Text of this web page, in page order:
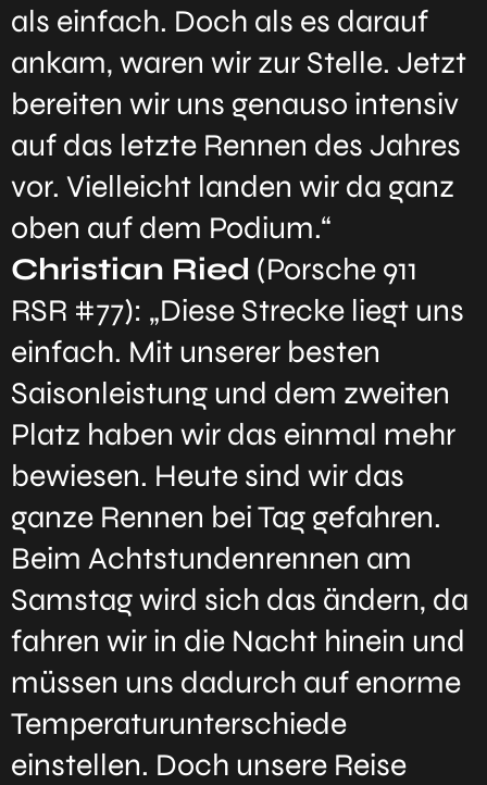
als einfach. Doch als es darauf
ankam, waren wir zur Stelle. Jetzt
bereiten wir uns genauso intensiv
auf das letzte Rennen des Jahres
vor. Vielleicht landen wir da ganz
oben auf dem Podium.“
Christian Ried (Porsche 911
RSR #77): „Diese Strecke liegt uns
einfach. Mit unserer besten
Saisonleistung und dem zweiten
Platz haben wir das einmal mehr
bewiesen. Heute sind wir das
ganze Rennen bei Tag gefahren.
Beim Achtstundenrennen am
Samstag wird sich das ändern, da
fahren wir in die Nacht hinein und
müssen uns dadurch auf enorme
Temperaturunterschiede
einstellen. Doch unsere Reise